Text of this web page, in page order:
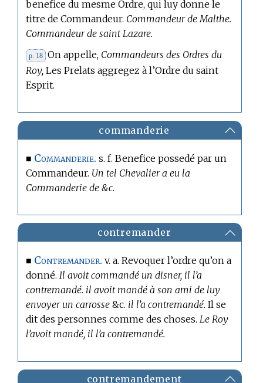
benefice du mesme Ordre, qui luy donne le
titre de Commandeur. Commandeur de Malthe.
Commandeur de saint Lazare.
p. 18 On appelle, Commandeurs des Ordres du
Roy, Les Prelats aggregez à l’Ordre du saint
Esprit.
commanderie
■ Commanderie. s. f. Benefice possedé par un
Commandeur. Un tel Chevalier a eu la
Commanderie de &c.
contremander
■ Contremander. v. a. Revoquer l’ordre qu’on a
donné.Il avoit commandé un disner, il l’a
contremandé. il avoit mandé à son ami de luy
envoyer un carrosse &c. il l’a contremandé. Il se
dit des personnes comme des choses.Le Roy
l’avoit mandé, il l’a contremandé.
contremandement